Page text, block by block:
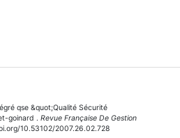
qse &quot;Qualité Sécurité
goinard . Revue Française De Gestion
10.53102/2007.26.02.728